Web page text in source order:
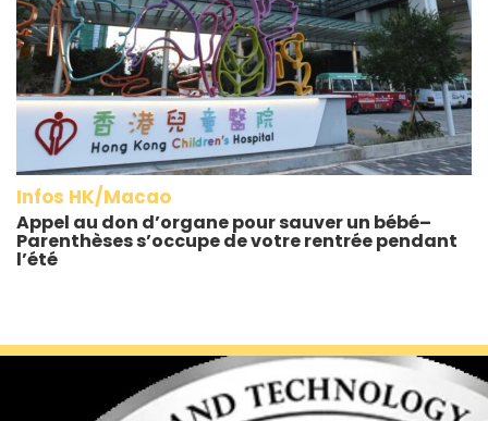
Infos HK/Macao
Appel au don d’organe pour sauver un bébé–
Parenthèses s’occupe de votre rentrée pendant
l’été